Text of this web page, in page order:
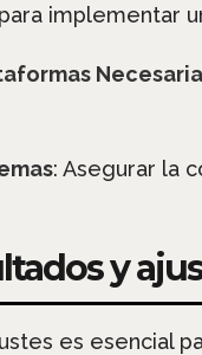
implementar
: Asegurar la
y
es esencial